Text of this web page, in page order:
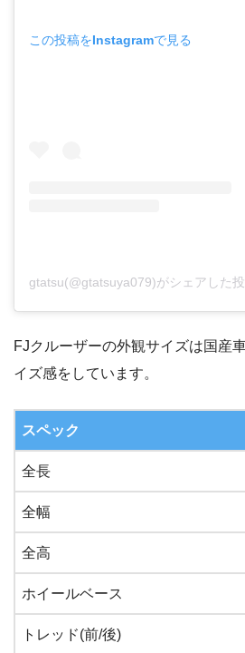
この投稿をInstagramで見る
gtatsu(@gtatsuya079)がシェアした
FJクルーザーの外観サイズは国産
イズ感をしています。
スペック
全長
全幅
全高
ホイールベース
トレッド(前/後)